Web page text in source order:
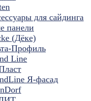
для сайдинга
панели
(Дёке)
Профиль
Line
Я-фасад